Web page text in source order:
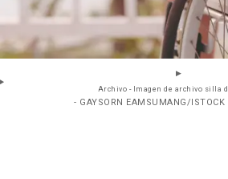
Archivo - Imagen de archivo silla
- GAYSORN EAMSUMANG/ISTOCK